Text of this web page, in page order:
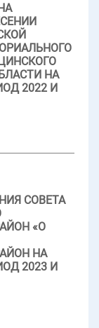
НА
2022 И
СОВЕТА
«О
НА
2023 И